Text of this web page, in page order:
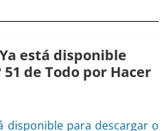
Ya está disponible
de Todo por Hacer
disponible para descargar o